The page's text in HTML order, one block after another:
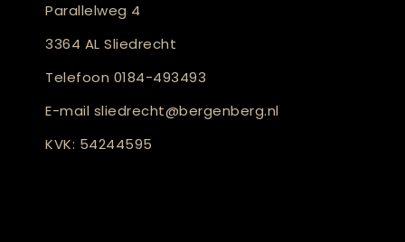
Parallelweg 4
3364 AL Sliedrecht
Telefoon 0184-493493
E-mail sliedrecht@bergenberg.nl
KVK: 54244595